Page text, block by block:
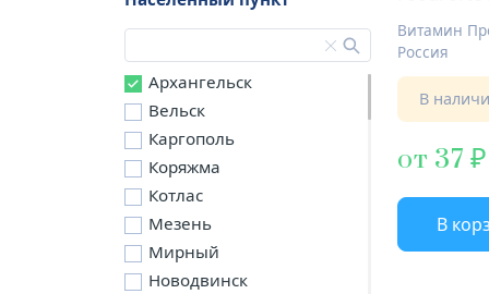
Мед и продукты
пчеловодства
Минеральная вода
Мороженое
Наборы для питания
Напитки функциональные
Соль, сахар
Спортивное питание
Супы
Хлебцы, галеты, крекеры
Хлопья, отруби, каши,
зерно
Питание без содержания
сахара
Архангельск
Вельск
Каргополь
Коряжма
Котлас
Мезень
Мирный
Новодвинск
Витамин
Россия
В
от 37
В